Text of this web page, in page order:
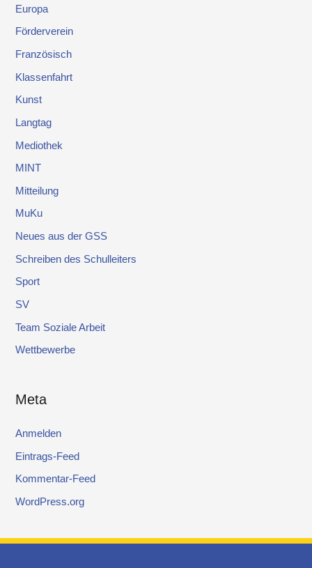
Europa
Förderverein
Französisch
Klassenfahrt
Kunst
Langtag
Mediothek
MINT
Mitteilung
MuKu
Neues aus der GSS
Schreiben des Schulleiters
Sport
SV
Team Soziale Arbeit
Wettbewerbe
Meta
Anmelden
Eintrags-Feed
Kommentar-Feed
WordPress.org